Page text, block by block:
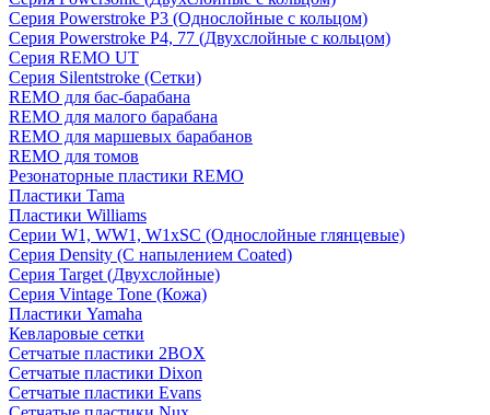
Серия Powerstroke P3 (Однослойные с кольцом)
Серия Powerstroke P4, 77 (Двухслойные с кольцом)
Серия REMO UT
Серия Silentstroke (Сетки)
REMO для бас-барабана
REMO для малого барабана
REMO для маршевых барабанов
REMO для томов
Резонаторные пластики REMO
Пластики Tama
Пластики Williams
Серии W1, WW1, W1xSC (Однослойные глянцевые)
Серия Density (C напылением Coated)
Серия Target (Двухслойные)
Серия Vintage Tone (Кожа)
Пластики Yamaha
Кевларовые сетки
Сетчатые пластики 2BOX
Сетчатые пластики Dixon
Сетчатые пластики Evans